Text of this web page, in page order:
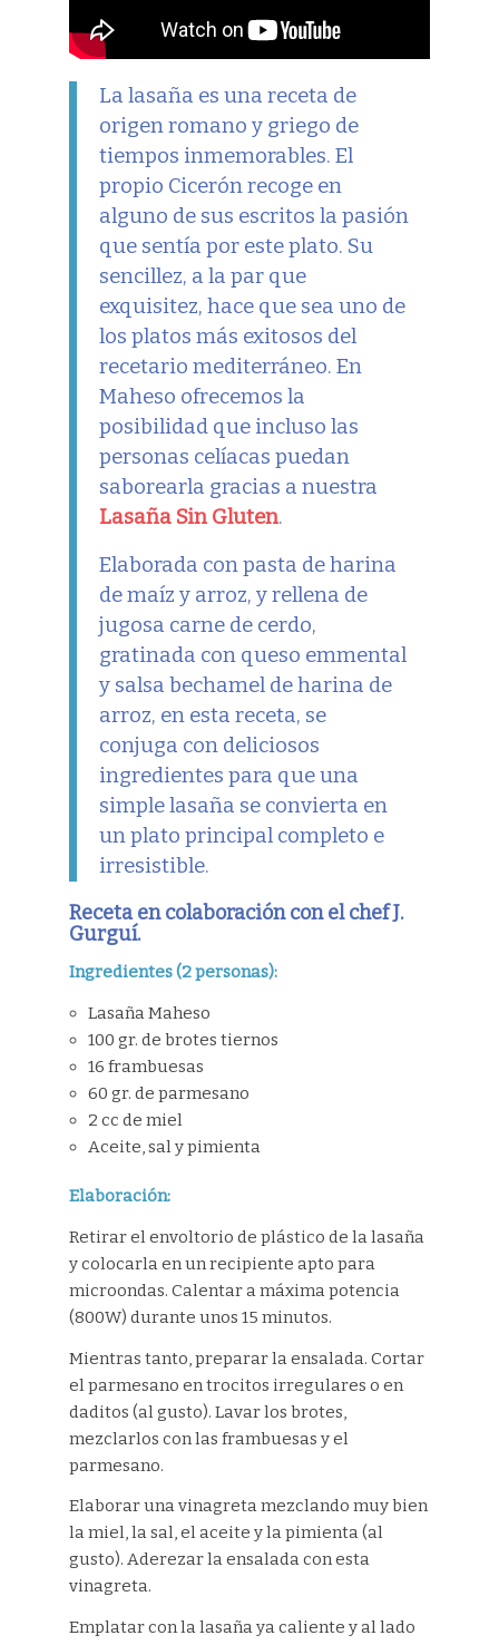
La lasaña es una receta de
origen romano y griego de
tiempos inmemorables. El
propio Cicerón recoge en
alguno de sus escritos la pasión
que sentía por este plato. Su
sencillez, a la par que
exquisitez, hace que sea uno de
los platos más exitosos del
recetario mediterráneo. En
Maheso ofrecemos la
posibilidad que incluso las
personas celíacas puedan
saborearla gracias a nuestra
Lasaña Sin Gluten.
Elaborada con pasta de harina
de maíz y arroz, y rellena de
jugosa carne de cerdo,
gratinada con queso emmental
y salsa bechamel de harina de
arroz, en esta receta, se
conjuga con deliciosos
ingredientes para que una
simple lasaña se convierta en
un plato principal completo e
irresistible.
Receta en colaboración con el chef J.
Gurguí.
Ingredientes (2 personas):
Lasaña Maheso
100 gr. de brotes tiernos
16 frambuesas
60 gr. de parmesano
2 cc de miel
Aceite, sal y pimienta
Elaboración:
Retirar el envoltorio de plástico de la lasaña
y colocarla en un recipiente apto para
microondas. Calentar a máxima potencia
(800W) durante unos 15 minutos.
Mientras tanto, preparar la ensalada. Cortar
el parmesano en trocitos irregulares o en
daditos (al gusto). Lavar los brotes,
mezclarlos con las frambuesas y el
parmesano.
Elaborar una vinagreta mezclando muy bien
la miel, la sal, el aceite y la pimienta (al
gusto). Aderezar la ensalada con esta
vinagreta.
Emplatar con la lasaña ya caliente y al lado